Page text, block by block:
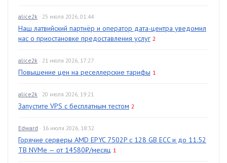
alice2k · 25 июля 2026, 01:44
Наш латвийский партнёр и оператор дата-центра уведомил
нас о приостановке предоставления услуг 2
alice2k · 21 июля 2026, 17:27
Повышение цен на реселлерские тарифы 1
alice2k · 20 июля 2026, 19:21
Запустите VPS с бесплатным тестом 2
Edward · 16 июля 2026, 18:32
Горячие серверы AMD EPYC 7502P с 128 GB ECC и до 11.52
TB NVMe — от 14580₽/месяц 1